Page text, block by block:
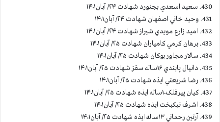
430. سعيد اسعدي بجنورد شهادت ۲۴/ آبان۱۴۰۱
431. وحيد خاني اصفهان شهادت ۲۴/ آبان۱۴۰۱
432. اميد زارع مويدي شيراز شهادت ۲۴/ آبان۱۴۰۱
433. برهان كرمي كامياران شهادت ۲۵/ آبان۱۴۰۱
434. سالار مجاور بوکان شهادت ۲۵/ آبان۱۴۰۱
435. دانيال پابندي ۱۶ساله سقز شهادت ۲۵/ آبان۱۴۰۱
436. رضا شريعتي ايذه شهادت ۲۵/ آبان۱۴۰۱
437. كيان پیرفلک۱۰ساله ايذه شهادت ۲۵/ آبان۱۴۰۱
438. اشرف نیکبخت ايذه شهادت ۲۵/ آبان۱۴۰۱
439. آرتين رحماني ۱۳ساله ايذه شهادت ۲۵/ آبان۱۴۰۱